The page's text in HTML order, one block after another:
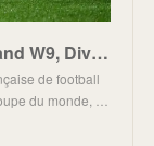
Les Bleues on France Télévisions and W9, Division 1 remains on Canal+ -
de football
du monde, …